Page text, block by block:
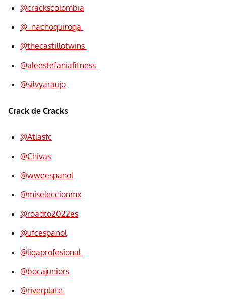
@crackscolombia
@_nachoquiroga
@thecastillotwins
@aleestefaniafitness
@silvyaraujo
Crack de Cracks
@Atlasfc
@Chivas
@wweespanol
@miseleccionmx
@roadto2022es
@ufcespanol
@ligaprofesional
@bocajuniors
@riverplate